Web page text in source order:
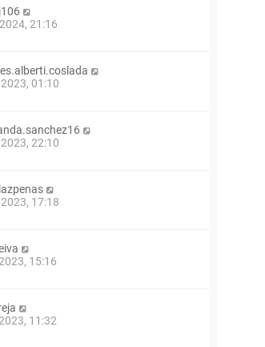
21:16
01:10
22:10
17:18
15:16
11:32